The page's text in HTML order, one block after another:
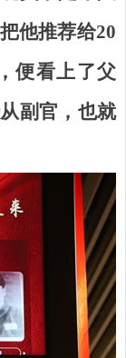
他推荐给20
便看上了父
副官，也就